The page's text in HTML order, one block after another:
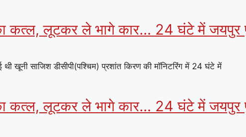
कत्ल, लूटकर ले भागे कार… 24 घंटे में जयपुर
खूनी साजिश डीसीपी(पश्चिम) प्रशांत किरण की मॉनिटरिंग में 24 घंटे में
कत्ल, लूटकर ले भागे कार… 24 घंटे में जयपुर